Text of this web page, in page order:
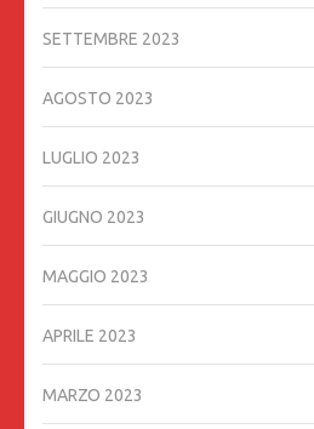
SETTEMBRE 2023
AGOSTO 2023
LUGLIO 2023
GIUGNO 2023
MAGGIO 2023
APRILE 2023
MARZO 2023